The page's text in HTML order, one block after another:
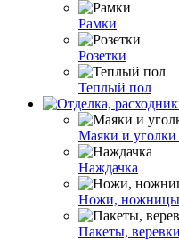
Рамки
Розетки
Теплый пол
Маяки и уголки
Наждачка
Ножи,
Пакеты, веревки